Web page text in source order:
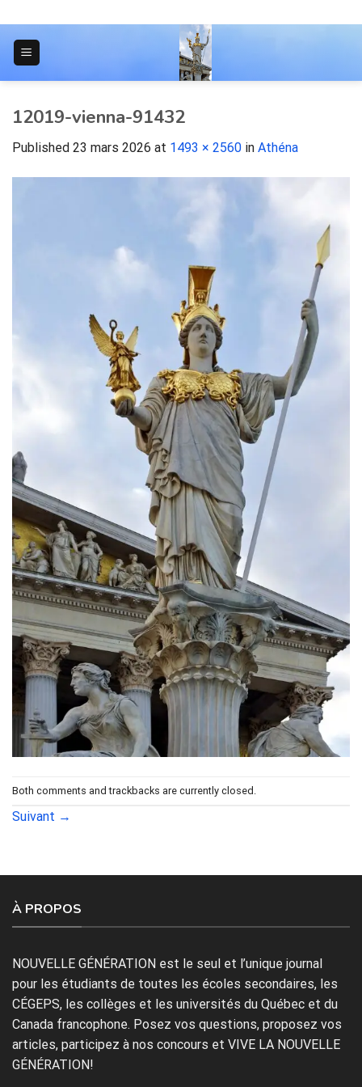
to
content
12019-vienna-91432
Published 23 mars 2026 at 1493 × 2560 in Athéna
Both comments and trackbacks are currently closed.
Suivant →
À PROPOS
NOUVELLE GÉNÉRATION est le seul et l’unique journal
pour les étudiants de toutes les écoles secondaires, les
CÉGEPS, les collèges et les universités du Québec et du
Canada francophone. Posez vos questions, proposez vos
articles, participez à nos concours et VIVE LA NOUVELLE
GÉNÉRATION!